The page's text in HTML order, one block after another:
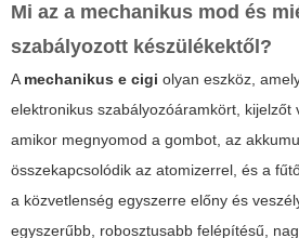
Mi az a mechanikus mod és
szabályozott készülékektől?
Amechanikus e cigi olyan eszköz,
elektronikus szabályozóáramkört, kijelzőt
amikor megnyomod a gombot, az
összekapcsolódik az atomizerrel, és a
a közvetlenség egyszerre előny és
egyszerűbb, robosztusabb felépítésű,